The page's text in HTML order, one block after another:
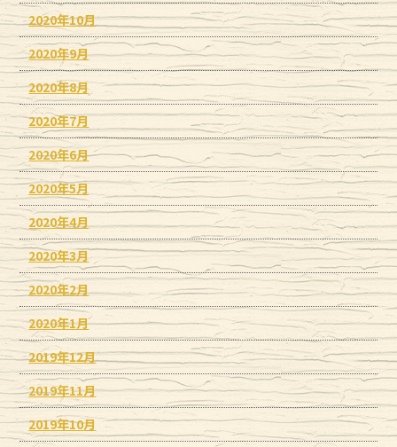
2020年10月
2020年9月
2020年8月
2020年7月
2020年6月
2020年5月
2020年4月
2020年3月
2020年2月
2020年1月
2019年12月
2019年11月
2019年10月